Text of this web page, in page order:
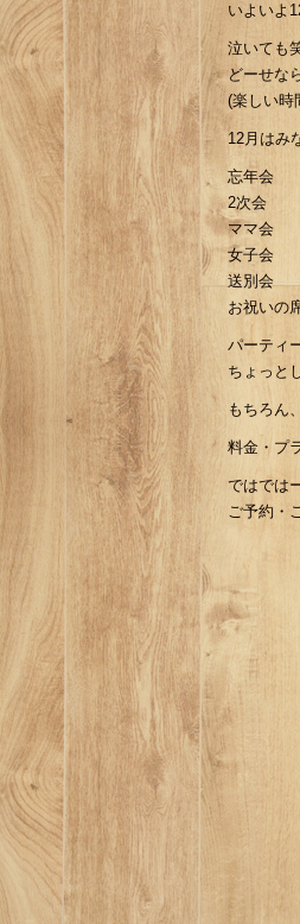
いよいよ
泣いても
どーせな
(楽しい時
12月はみ
忘年会
2次会
ママ会
女子会
送別会
お祝いの
パーティ
ちょっと
もちろん
料金・プ
ではでは
ご予約・